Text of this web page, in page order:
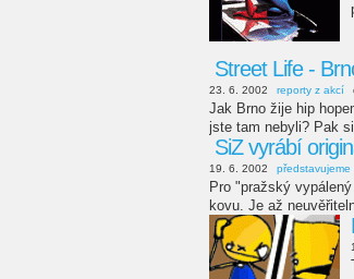
Street Life -
23. 6. 2002 reporty z akcí
Jak Brno žije hip
jste tam nebyli? Pak
SiZ vyrábí
19. 6. 2002 představujeme
Pro "pražský
kovu. Je až